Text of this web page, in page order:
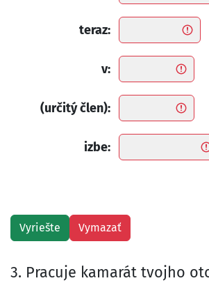
teraz:
v:
(určitý člen):
izbe:
3. Pracuje kamarát tvojho